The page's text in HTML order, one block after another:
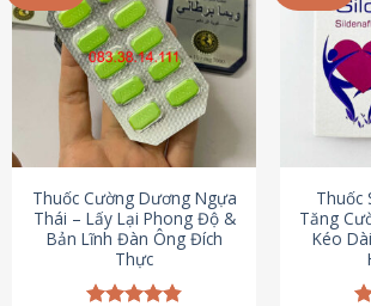
biến
thể.
Các
tùy
chọn
có
thể
chọn
trên
trang
sản
Thuốc Cường Dương Ngựa
Thái – Lấy Lại Phong Độ &
Bản Lĩnh Đàn Ông Đích
Thực
Thuốc
Tăng
Kéo